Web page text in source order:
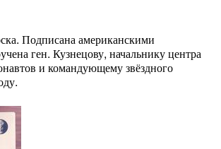
Подписана американскими
ген. Кузнецову, начальнику центра
и командующему звёздного